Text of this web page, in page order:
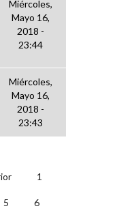
Miércoles,
Mayo 16,
2018 -
23:44
Miércoles,
Mayo 16,
2018 -
23:43
1
5 6